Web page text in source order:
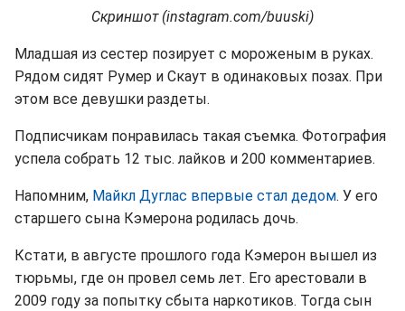
Скриншот (instagram.com/buuski)
Младшая из сестер позирует с мороженым в руках.
Рядом сидят Румер и Скаут в одинаковых позах. При
этом все девушки раздеты.
Подписчикам понравилась такая съемка. Фотография
успела собрать 12 тыс. лайков и 200 комментариев.
Напомним, Майкл Дуглас впервые стал дедом. У его
старшего сына Кэмерона родилась дочь.
Кстати, в августе прошлого года Кэмерон вышел из
тюрьмы, где он провел семь лет. Его арестовали в
2009 году за попытку сбыта наркотиков. Тогда сын